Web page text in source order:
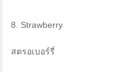
8. Strawberry
สตรอเบอร์รี่